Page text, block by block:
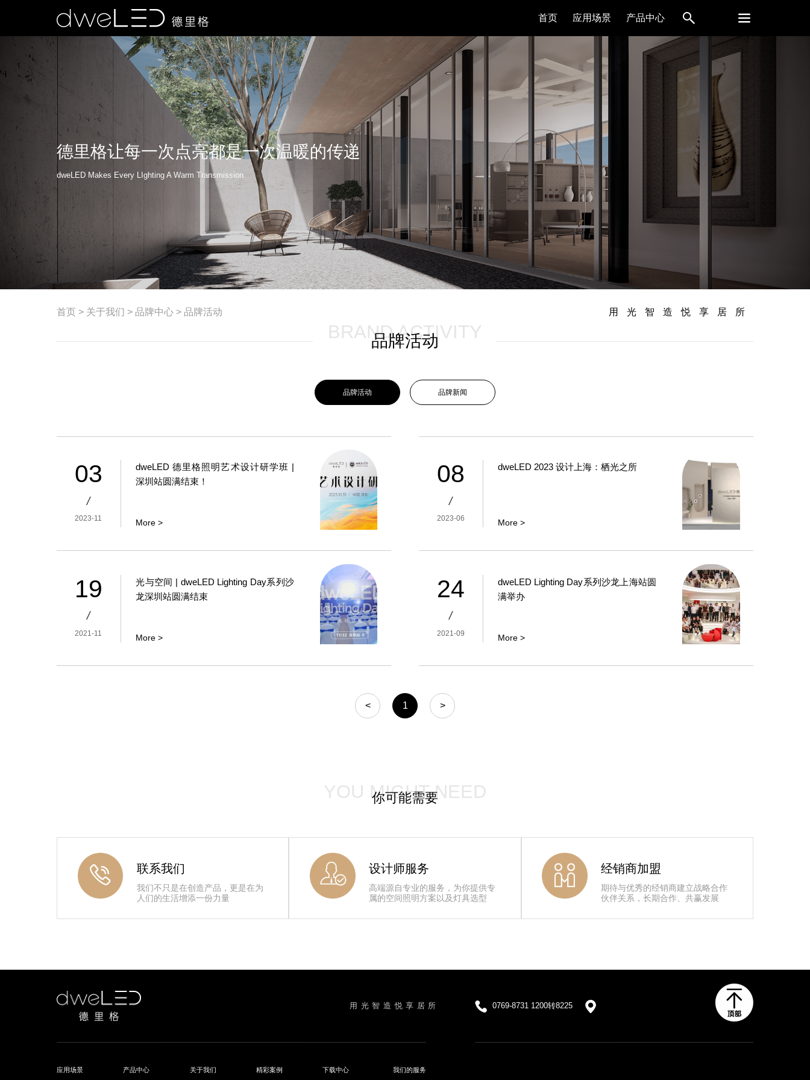
首页 应用场景 产品中心
德里格让每一次点亮都是一次温暖的传递
dweLED Makes Every LIghting A Warm Transmission
首页 > 关于我们 > 品牌中心 > 品牌活动 用光智造悦享居所
BRAND ACTIVITY
品牌活动
品牌活动 品牌新闻
03
/
2023-11
dweLED 德里格照明艺术设计研学班 |
深圳站圆满结束！
More >
08
/
2023-06
dweLED 2023 设计上海：栖光之所
More >
19
/
2021-11
光与空间 | dweLED Lighting Day系列沙
龙深圳站圆满结束
More >
24
/
2021-09
dweLED Lighting Day系列沙龙上海站圆
满举办
More >
< 1 >
YOU MIGHT NEED
你可能需要
联系我们
我们不只是在创造产品，更是在为
人们的生活增添一份力量
设计师服务
高端源自专业的服务，为你提供专
属的空间照明方案以及灯具选型
经销商加盟
期待与优秀的经销商建立战略合作
伙伴关系，长期合作、共赢发展
用光智造悦享居所
应用场景 产品中心 关于我们 精彩案例 下载中心 我们的服务
0769-8731 1200转8225